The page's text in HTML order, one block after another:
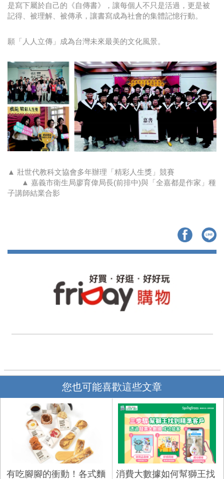
是寫下屬於自己的《自傳書》，讓每個人不只是活過，更是被
記得、被理解、被傳承，讓書寫成為社會的集體記憶行動。
願「人人立傳」成為台灣未來最美的文化風景。
▲ 壯世代教科文協會多年辦理「精彩人生獎」競賽
▲ 嘉義市衛生局廖育偉局長(前排中)與「全嘉都是作家」種
子講師結業合影
您也可能喜歡這些文章
有吃腳腳的衝動！各式麵
消費大數據如何幫獅王找